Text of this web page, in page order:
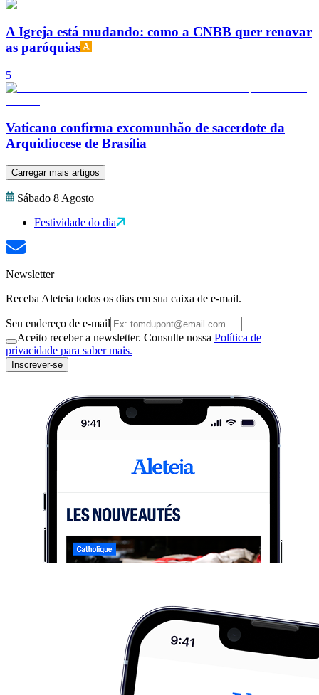
A Igreja está mudando: como a CNBB quer renovar
as paróquias
5
Vaticano confirma excomunhão de sacerdote da
Arquidiocese de Brasília
Carregar mais artigos
Sábado 8 Agosto
Festividade do dia
Newsletter
Receba Aleteia todos os dias em sua caixa de e-mail.
Seu endereço de e-mail
Aceito receber a newsletter. Consulte nossa Política de
privacidade para saber mais.
Inscrever-se